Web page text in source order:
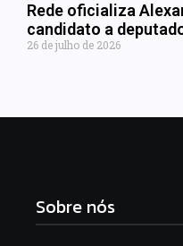
Rede oficializa
candidato a
26 de julho de 2026
Sobre nós